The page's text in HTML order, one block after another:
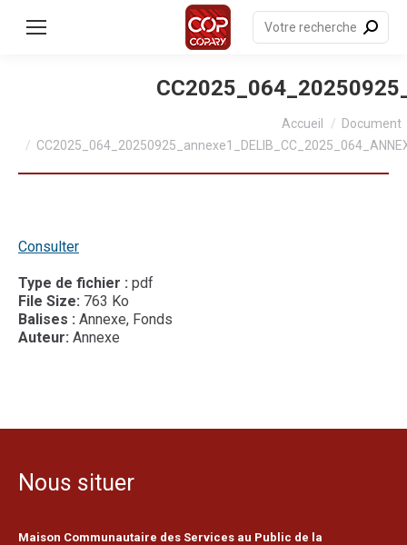
principal
Recherche
:
Accueil
Document
Consulter
Type de fichier : pdf
File Size: 763 Ko
Balises : Annexe, Fonds
Auteur: Annexe
Nous situer
Maison Communautaire des Services au Public de la